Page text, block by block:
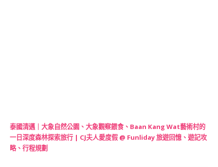
泰國清邁｜大象自然公園、大象觀察餵食、Baan Kang Wat藝術村的
一日深度森林探索旅行 | CJ夫人愛度假 @ Funliday 旅遊回憶、遊記攻
略、行程規劃